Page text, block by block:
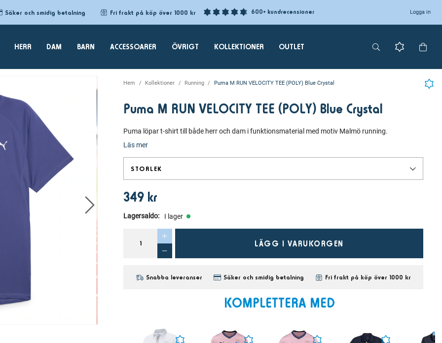
Säker och smidig betalning Fri frakt på köp över 1000 kr 600+ kundrecensioner Logga in
HERR DAM BARN ACCESSOARER ÖVRIGT KOLLEKTIONER OUTLET
Hem Kollektioner Running Puma M RUN VELOCITY TEE (POLY) Blue Crystal
Puma M RUN VELOCITY TEE (POLY) Blue Crystal
Puma löpar t-shirt till både herr och dam i funktionsmaterial med motiv Malmö running.
Läs mer
STORLEK
349 kr
Lagersaldo: I lager
LÄGG I VARUKORGEN
Snabba leveranser Säker och smidig betalning Fri frakt på köp över 1000 kr
KOMPLETTERA MED